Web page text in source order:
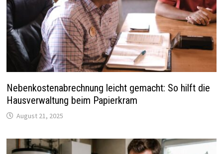
Nebenkostenabrechnung leicht gemacht: So hilft die
Hausverwaltung beim Papierkram
August 21, 2025